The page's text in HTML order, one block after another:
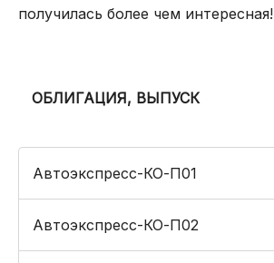
получилась более чем интересная!
ОБЛИГАЦИЯ, ВЫПУСК
Автоэкспресс-КО-П01
Автоэкспресс-КО-П02